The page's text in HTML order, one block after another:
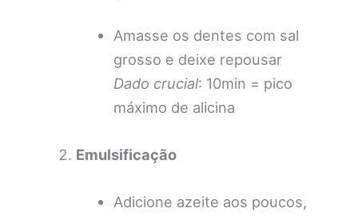
Amasse os dentes com sal
grosso e deixe repousar
Dado crucial: 10min = pico
máximo de alicina
Emulsificação
Adicione azeite aos poucos,